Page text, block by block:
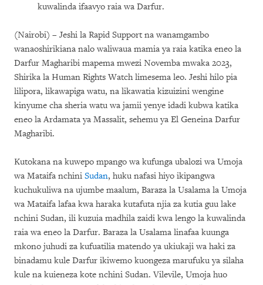
kuwalinda ifaavyo raia wa Darfur.
(Nairobi) – Jeshi la Rapid Support na wanamgambo
wanaoshirikiana nalo waliwaua mamia ya raia katika eneo la
Darfur Magharibi mapema mwezi Novemba mwaka 2023,
Shirika la Human Rights Watch limesema leo. Jeshi hilo pia
lilipora, likawapiga watu, na likawatia kizuizini wengine
kinyume cha sheria watu wa jamii yenye idadi kubwa katika
eneo la Ardamata ya Massalit, sehemu ya El Geneina Darfur
Magharibi.
Kutokana na kuwepo mpango wa kufunga ubalozi wa Umoja
wa Mataifa nchini Sudan, huku nafasi hiyo ikipangwa
kuchukuliwa na ujumbe maalum, Baraza la Usalama la Umoja
wa Mataifa lafaa kwa haraka kutafuta njia za kutia guu lake
nchini Sudan, ili kuzuia madhila zaidi kwa lengo la kuwalinda
raia wa eneo la Darfur. Baraza la Usalama linafaa kuunga
mkono juhudi za kufuatilia matendo ya ukiukaji wa haki za
binadamu kule Darfur ikiwemo kuongeza marufuku ya silaha
kule na kuieneza kote nchini Sudan. Vilevile, Umoja huo